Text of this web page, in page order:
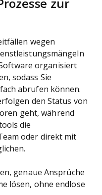
zur
wegen
organisiert
sodass Sie
abrufen können.
den Status von
geht, während
die
oder direkt mit
genaue Ansprüche
lösen, ohne endlose